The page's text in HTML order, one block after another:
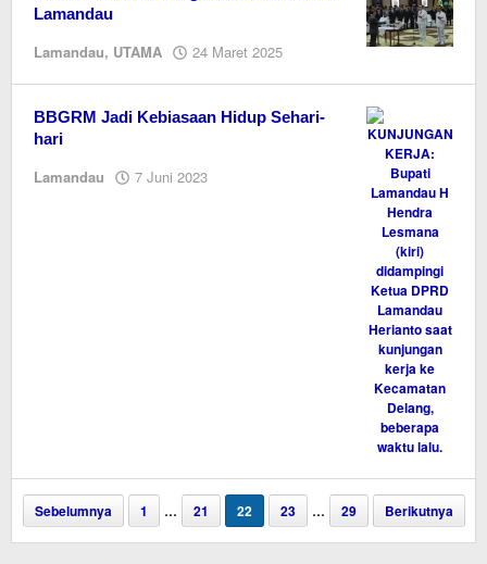
Lamandau
Lamandau, UTAMA 24 Maret 2025
BBGRM Jadi Kebiasaan Hidup Sehari-
hari
Lamandau 7 Juni 2023
Sebelumnya 1 … 21 22 23 … 29 Berikutnya